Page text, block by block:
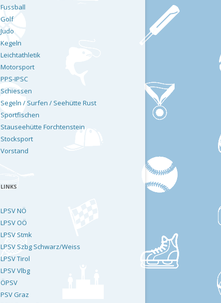
Fussball
Golf
Judo
Kegeln
Leichtathletik
Motorsport
PPS-IPSC
Schiessen
Segeln / Surfen / Seehütte Rust
Sportfischen
Stauseehütte Forchtenstein
Stocksport
Vorstand
LINKS
LPSV NÖ
LPSV OÖ
LPSV Stmk
LPSV Szbg Schwarz/Weiss
LPSV Tirol
LPSV Vlbg
ÖPSV
PSV Graz